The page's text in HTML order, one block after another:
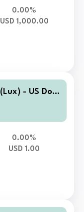
0.00%
USD 1,000.00
- US Dolla
0.00%
USD 1.00